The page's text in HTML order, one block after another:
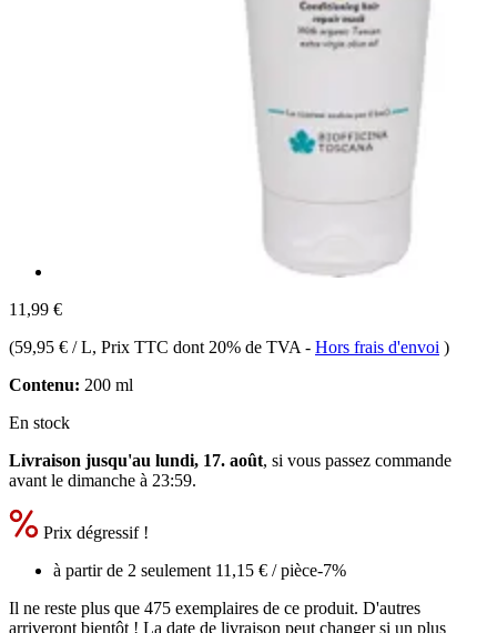
11,99 €
(59,95 € / L, Prix TTC dont 20% de TVA - Hors frais d'envoi )
Contenu: 200 ml
En stock
Livraison jusqu'au lundi, 17. août, si vous passez commande
avant le dimanche à 23:59.
Prix dégressif !
à partir de 2 seulement 11,15 € / pièce-7%
Il ne reste plus que 475 exemplaires de ce produit. D'autres
arriveront bientôt ! La date de livraison peut changer si un plus